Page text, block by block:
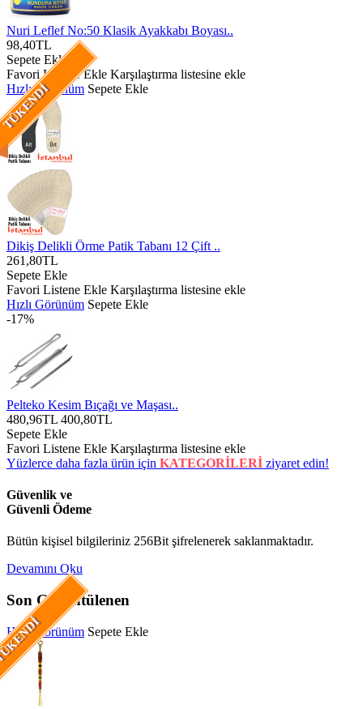
Nuri Leflef No:50 Klasik Ayakkabı Boyası..
98,40TL
Sepete Ekle
Favori Listene Ekle Karşılaştırma listesine ekle
TÜKENDI
Hızlı Görünüm Sepete Ekle
Dikiş Delikli Örme Patik Tabanı 12 Çift ..
261,80TL
Sepete Ekle
Favori Listene Ekle Karşılaştırma listesine ekle
Hızlı Görünüm Sepete Ekle
-17%
Pelteko Kesim Bıçağı ve Maşası..
480,96TL 400,80TL
Sepete Ekle
Favori Listene Ekle Karşılaştırma listesine ekle
Yüzlerce daha fazla ürün için KATEGORİLERİ ziyaret edin!
Güvenlik ve
Güvenli Ödeme
Bütün kişisel bilgileriniz 256Bit şifrelenerek saklanmaktadır.
Devamını Oku
Son Görüntülenen
Hızlı Görünüm Sepete Ekle